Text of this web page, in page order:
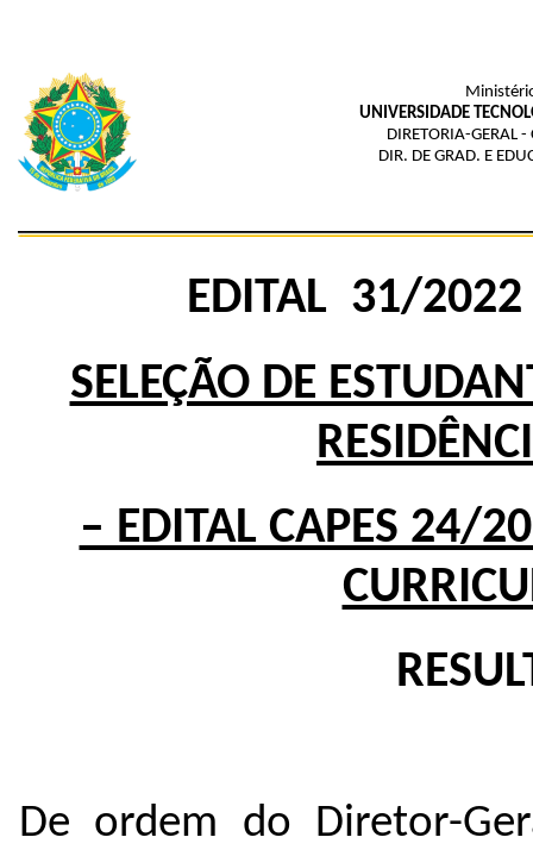
UNIVERSIDADE
DIRETORIA-GERAL
DIR. DE GRAD. E
EDITAL 31/2022
SELEÇÃO DE
– EDITAL CAPES 24/
De ordem do Diretor-